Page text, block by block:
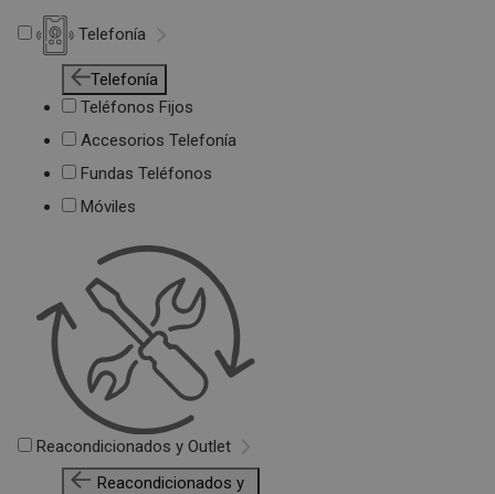
Telefonía
Telefonía
Teléfonos Fijos
Accesorios Telefonía
Fundas Teléfonos
Móviles
Reacondicionados y Outlet
Reacondicionados y